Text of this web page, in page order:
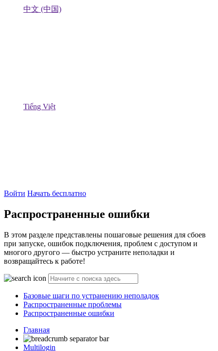
中文 (中国)
Tiếng Việt
Войти Начать бесплатно
Распространенные ошибки
В этом разделе представлены пошаговые решения для сбоев
при запуске, ошибок подключения, проблем с доступом и
многого другого — быстро устраните неполадки и
возвращайтесь к работе!
Базовые шаги по устранению неполадок
Распространенные проблемы
Распространенные ошибки
Главная
Multilogin